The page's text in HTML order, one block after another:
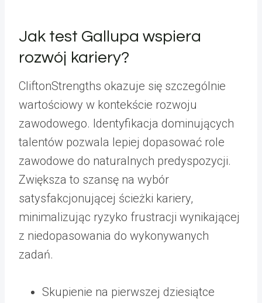
Jak test Gallupa wspiera
rozwój kariery?
CliftonStrengths okazuje się szczególnie
wartościowy w kontekście rozwoju
zawodowego. Identyfikacja dominujących
talentów pozwala lepiej dopasować role
zawodowe do naturalnych predyspozycji.
Zwiększa to szansę na wybór
satysfakcjonującej ścieżki kariery,
minimalizując ryzyko frustracji wynikającej
z niedopasowania do wykonywanych
zadań.
Skupienie na pierwszej dziesiątce